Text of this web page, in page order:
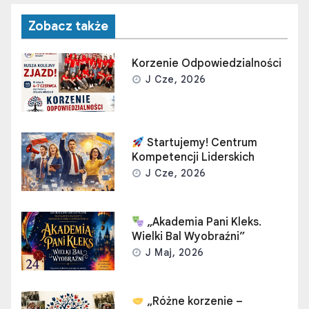
Zobacz także
Korzenie Odpowiedzialności
J Cze, 2026
Startujemy! Centrum
Kompetencji Liderskich
J Cze, 2026
„Akademia Pani Kleks.
Wielki Bal Wyobraźni”
J Maj, 2026
„Różne korzenie –